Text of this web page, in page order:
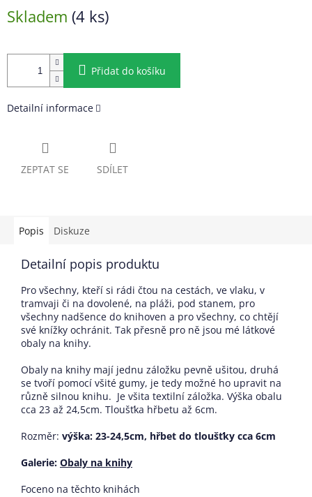
cena:
Skladem (4 ks)
Přidat do košíku
Detailní informace
ZEPTAT SE SDÍLET
Popis Diskuze
Detailní popis produktu
Pro všechny, kteří si rádi čtou na cestách, ve vlaku, v
tramvaji či na dovolené, na pláži, pod stanem, pro
všechny nadšence do knihoven a pro všechny, co chtějí
své knížky ochránit. Tak přesně pro ně jsou mé látkové
obaly na knihy.
Obaly na knihy mají jednu záložku pevně ušitou, druhá
se tvoří pomocí všité gumy, je tedy možné ho upravit na
různě silnou knihu. Je všita textilní záložka. Výška obalu
cca 23 až 24,5cm. Tloušťka hřbetu až 6cm.
Rozměr: výška: 23-24,5cm, hřbet do tloušťky cca 6cm
Galerie: Obaly na knihy
Foceno na těchto knihách